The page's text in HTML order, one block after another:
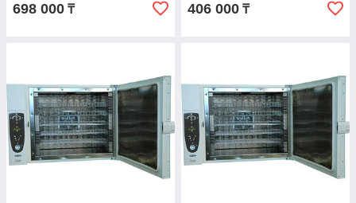
698 000 ₸ 406 000 ₸